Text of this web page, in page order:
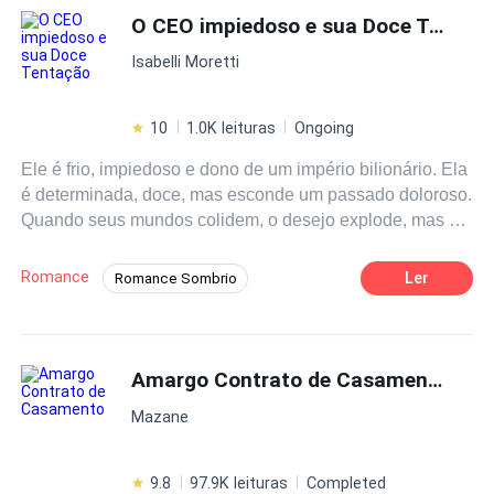
¿Que decidirá Paola?
O CEO impiedoso e sua Doce Tentação
Isabelli Moretti
10 1.0K leituras Ongoing
Ele é frio, impiedoso e dono de um império bilionário. Ela
é determinada, doce, mas esconde um passado doloroso.
Quando seus mundos colidem, o desejo explode, mas o
Romance Romance Sombrio
CEO Amor à Primeira Vista
Romance no Trabalho
Ler
Amargo Contrato de Casamento
Mazane
9.8 97.9K leituras Completed